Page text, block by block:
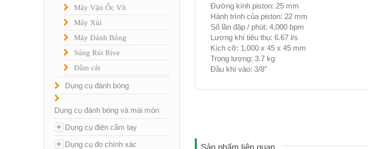
Đường kính piston: 25 mm
Hành trình của piston: 22 mm
Số lần đập / phút: 4,000 bpm
Lượng khí tiêu thụ: 6.67 l/s
Kích cỡ: 1,000 x 45 x 45 mm
Trọng lượng: 3.7 kg
Đầu khí vào: 3/8″
Máy Vặn Ốc Vít
Máy Xủi
Máy Đánh Bóng
Súng Rút Rive
Đằm cát
Dụng cụ đánh bóng
Dụng cụ đánh bóng và mài mòn
Dụng cụ điện cầm tay
Dụng cụ đo chính xác